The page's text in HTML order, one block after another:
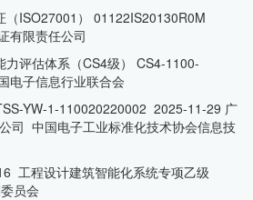
（ISO27001） 01122IS20130R0M
有限责任公司
评估体系（CS4级） CS4-1100-
子信息行业联合会
YW-1-110020220002 2025-11-29 广
司 中国电子工业标准化技术协会信息技
工程设计建筑智能化系统专项乙级
员会